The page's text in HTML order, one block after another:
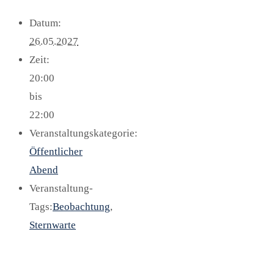
Datum:
26.05.2027
Zeit:
20:00
bis
22:00
Veranstaltungskategorie:
Öffentlicher
Abend
Veranstaltung-
Tags:Beobachtung,
Sternwarte